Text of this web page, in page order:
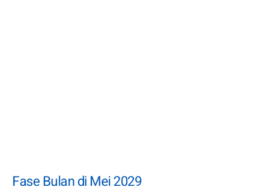
Fase Bulan di Mei 2029